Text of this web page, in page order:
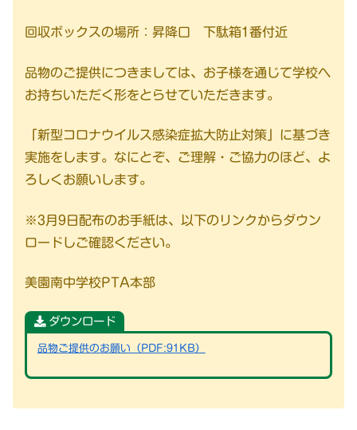
回収ボックスの場所：昇降口 下駄箱1番付近
品物のご提供につきましては、お子様を通じて学校へ
お持ちいただく形をとらせていただきます。
「新型コロナウイルス感染症拡大防止対策」に基づき
実施をします。なにとぞ、ご理解・ご協力のほど、よ
ろしくお願いします。
※3月9日配布のお手紙は、以下のリンクからダウン
ロードしご確認ください。
美園南中学校PTA本部
ダウンロード
品物ご提供のお願い（PDF:91KB）